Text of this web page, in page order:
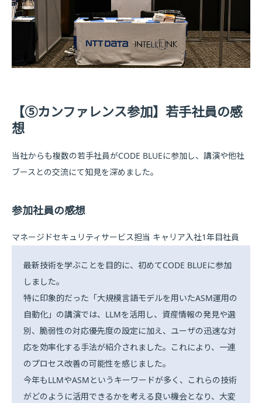
【⑤カンファレンス参加】若手社員の感
想
当社からも複数の若手社員がCODE BLUEに参加し、講演や他社
ブースとの交流にて知見を深めました。
参加社員の感想
マネージドセキュリティサービス担当 キャリア入社1年目社員
最新技術を学ぶことを目的に、初めてCODE BLUEに参加
しました。
特に印象的だった「大規模言語モデルを用いたASM運用の
自動化」の講演では、LLMを活用し、資産情報の発見や選
別、脆弱性の対応優先度の設定に加え、ユーザの迅速な対
応を効率化する手法が紹介されました。これにより、一連
のプロセス改善の可能性を感じました。
今年もLLMやASMというキーワードが多く、これらの技術
がどのように活用できるかを考える良い機会となり、大変